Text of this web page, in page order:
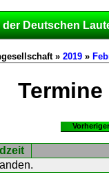
Deutschen
» 2019 »
Termine